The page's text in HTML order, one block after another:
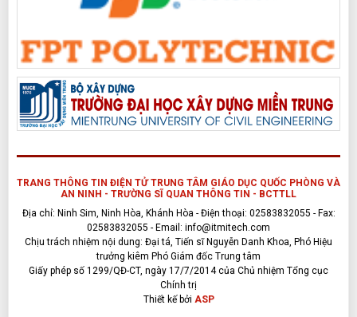
TRANG THÔNG TIN ĐIỆN TỬ TRUNG TÂM GIÁO DỤC QUỐC PHÒNG VÀ
AN NINH - TRƯỜNG SĨ QUAN THÔNG TIN - BCTTLL
Địa chỉ: Ninh Sim, Ninh Hòa, Khánh Hòa - Điện thoại: 02583832055 - Fax:
02583832055 - Email: info@itmitech.com
Chịu trách nhiệm nội dung: Đại tá, Tiến sĩ Nguyễn Danh Khoa, Phó Hiệu
trưởng kiêm Phó Giám đốc Trung tâm
Giấy phép số 1299/QĐ-CT, ngày 17/7/2014 của Chủ nhiệm Tổng cục
Chính trị
Thiết kế bởi ASP